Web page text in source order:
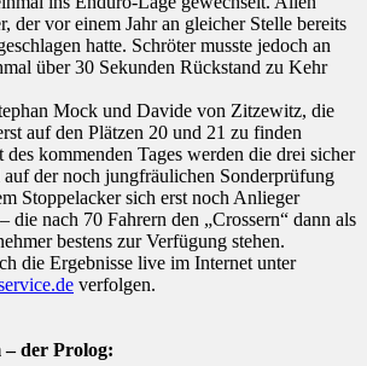
der vor einem Jahr an gleicher Stelle bereits
hatte. Schröter musste jedoch an
über 30 Sekunden Rückstand zu Kehr
Mock und Davide von Zitzewitz, die
auf den Plätzen 20 und 21 zu finden
kommenden Tages werden die drei sicher
der noch jungfräulichen Sonderprüfung
Stoppelacker sich erst noch Anlieger
die nach 70 Fahrern den „Crossern“ dann als
bestens zur Verfügung stehen.
die Ergebnisse live im Internet unter
verfolgen.
– der Prolog: